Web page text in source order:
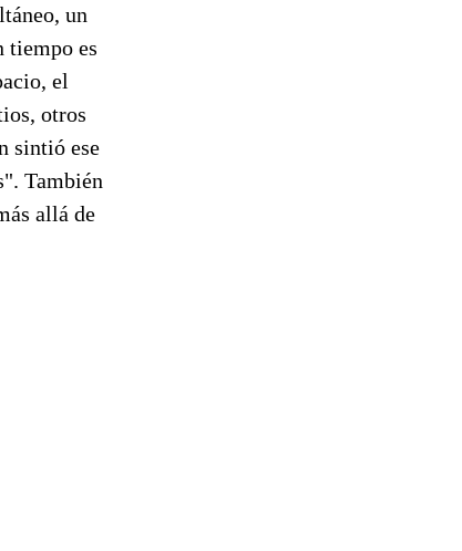
un
tiempo es
el
otros
sintió ese
También
allá de